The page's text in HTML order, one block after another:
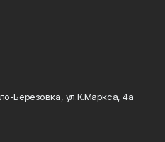
Берёзовка, ул.К.Маркса, 4а